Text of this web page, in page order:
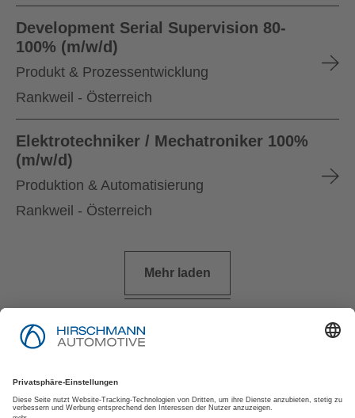
Development Serial Supervision 80-
100% (m/w/d)
Produkt & Prozessentwicklung
Rankweil - Österreich
Elektrotechniker / Mechatroniker 100%
(m/w/d)
Produktion & Automatisierung
Rankweil - Österreich
Mehr laden
Impressum
Datenschutzerklärung